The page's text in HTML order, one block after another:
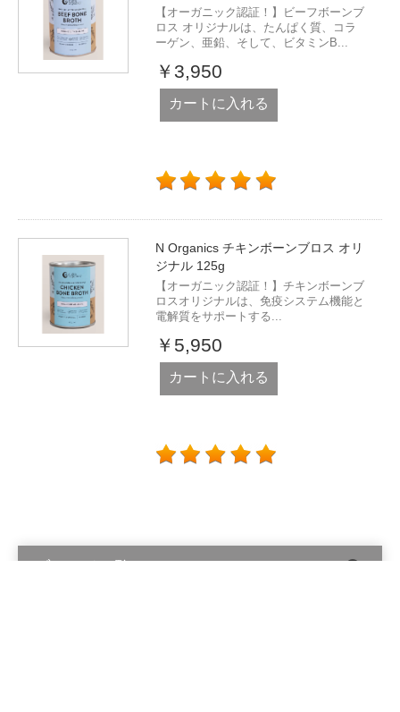
【オーガニック認証！】ビーフボーンブ
ロス オリジナルは、たんぱく質、コラ
ーゲン、亜鉛、そして、ビタミンB...
￥3,950
カートに入れる
N Organics チキンボーンブロス オリ
ジナル 125g
【オーガニック認証！】チキンボーンブ
ロスオリジナルは、免疫システム機能と
電解質をサポートする...
￥5,950
カートに入れる
ブランド一覧